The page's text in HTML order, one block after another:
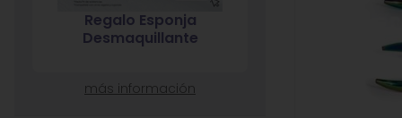
5% descuento en
compras superiores a
20€
7% descuento
más información